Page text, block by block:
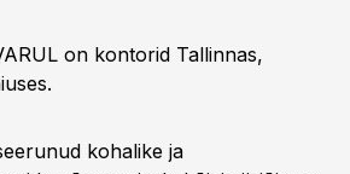
on kontorid Tallinnas,
kohalike ja